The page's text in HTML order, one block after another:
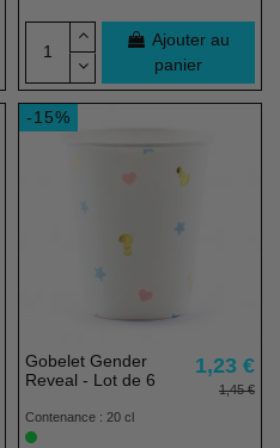
Ajouter au
panier
-15%
Gobelet Gender
Reveal - Lot de 6
1,23 €
1,45 €
Contenance : 20 cl